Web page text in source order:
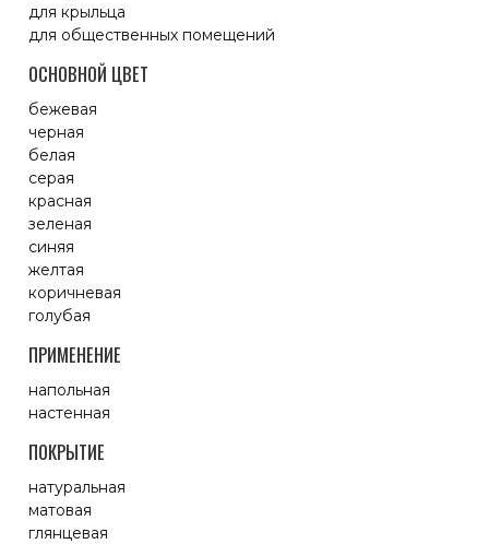
для крыльца
для общественных помещений
ОСНОВНОЙ ЦВЕТ
бежевая
черная
белая
серая
красная
зеленая
синяя
желтая
коричневая
голубая
ПРИМЕНЕНИЕ
напольная
настенная
ПОКРЫТИЕ
натуральная
матовая
глянцевая